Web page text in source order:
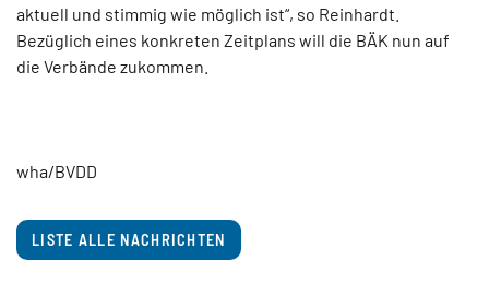
aktuell und stimmig wie möglich ist“, so Reinhardt.
Bezüglich eines konkreten Zeitplans will die BÄK nun auf
die Verbände zukommen.
wha/BVDD
LISTE ALLE NACHRICHTEN